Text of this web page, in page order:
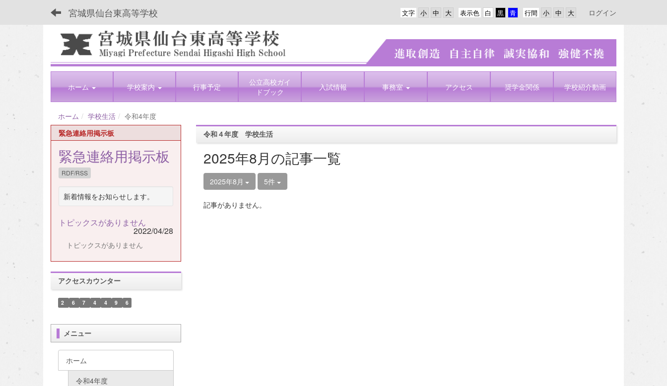
宮城県仙台東高等学校 行間
表示色
文字 ログイン
ホーム 学校案内 行事予定
公立高校ガイ
ドブック
入試情報 事務室 アクセス 奨学金関係 学校紹介動画
ホーム 学校生活
令和4年度
令和４年度 学校生活
2025年8月の記事一覧
2025年8月 5件
記事がありません。
緊急連絡用掲示板
緊急連絡用掲示板
RDF/RSS
新着情報をお知らせします。
トピックスがありません
2022/04/28
トピックスがありません
アクセスカウンター
2 6 7 4 4 9 6
メニュー
ホーム
令和4年度